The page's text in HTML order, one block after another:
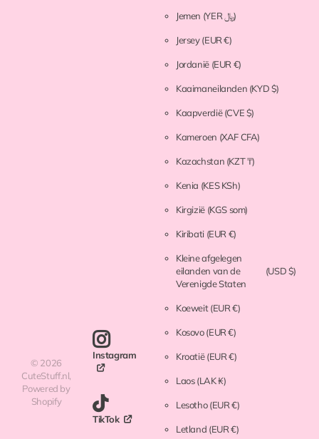
© 2026
CuteStuff.nl,
Powered by
Shopify
Instagram
TikTok
Jemen (YER ﷼)
Jersey(EUR €)
Jordanië (EUR €)
Kaaimaneilanden (KYD $)
Kaapverdië(CVE $)
Kameroen (XAF CFA)
Kazachstan (KZT ₸)
Kenia (KES KSh)
Kirgizië (KGS som)
Kiribati (EUR €)
Kleine afgelegen
eilanden van de
Verenigde Staten
(USD $)
Koeweit(EUR €)
Kosovo(EUR €)
Kroatië(EUR €)
Laos(LAK ₭)
Lesotho(EUR €)
Letland (EUR €)